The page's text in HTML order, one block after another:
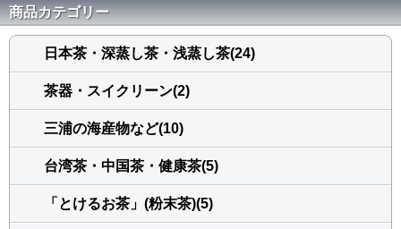
商品カテゴリー
日本茶・深蒸し茶・浅蒸し茶(24)
茶器・スイクリーン(2)
三浦の海産物など(10)
台湾茶・中国茶・健康茶(5)
「とけるお茶」(粉末茶)(5)